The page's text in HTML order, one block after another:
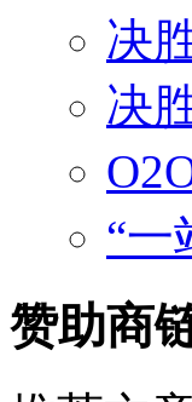
决
决
“一
赞助商